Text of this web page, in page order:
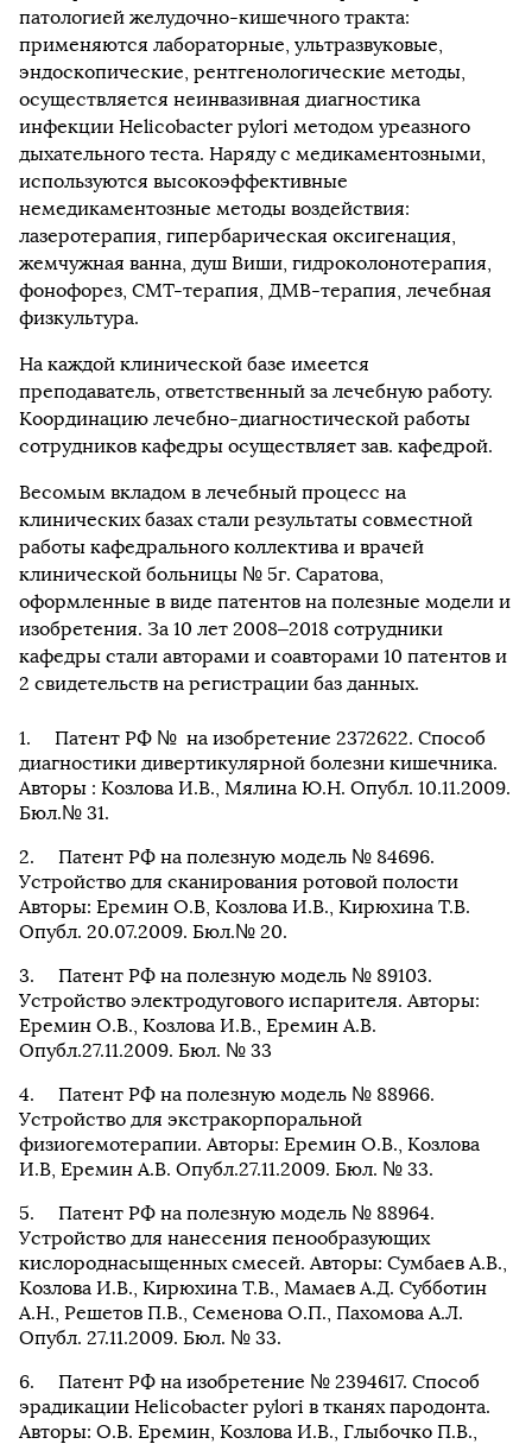
патологией желудочно-кишечного тракта:
применяются лабораторные, ультразвуковые,
эндоскопические, рентгенологические методы,
осуществляется неинвазивная диагностика
инфекции Helicobacter pylori методом уреазного
дыхательного теста. Наряду с медикаментозными,
используются высокоэффективные
немедикаментозные методы воздействия:
лазеротерапия, гипербарическая оксигенация,
жемчужная ванна, душ Виши, гидроколонотерапия,
фонофорез, СМТ-терапия, ДМВ-терапия, лечебная
физкультура.
На каждой клинической базе имеется
преподаватель, ответственный за лечебную работу.
Координацию лечебно-диагностической работы
сотрудников кафедры осуществляет зав. кафедрой.
Весомым вкладом в лечебный процесс на
клинических базах стали результаты совместной
работы кафедрального коллектива и врачей
клинической больницы № 5г. Саратова,
оформленные в виде патентов на полезные модели и
изобретения. За 10 лет 2008–2018 сотрудники
кафедры стали авторами и соавторами 10 патентов и
2 свидетельств на регистрации баз данных.
Патент РФ № на изобретение 2372622. Способ
диагностики дивертикулярной болезни кишечника.
Авторы : Козлова И.В., Мялина Ю.Н. Опубл. 10.11.2009.
Бюл.№ 31.
Патент РФ на полезную модель № 84696.
Устройство для сканирования ротовой полости
Авторы: Еремин О.В, Козлова И.В., Кирюхина Т.В.
Опубл. 20.07.2009. Бюл.№ 20.
Патент РФ на полезную модель № 89103.
Устройство электродугового испарителя. Авторы:
Еремин О.В., Козлова И.В., Еремин А.В.
Опубл.27.11.2009. Бюл. № 33
Патент РФ на полезную модель № 88966.
Устройство для экстракорпоральной
физиогемотерапии. Авторы: Еремин О.В., Козлова
И.В, Еремин А.В. Опубл.27.11.2009. Бюл. № 33.
Патент РФ на полезную модель № 88964.
Устройство для нанесения пенообразующих
кислороднасыщенных смесей. Авторы: Сумбаев А.В.,
Козлова И.В., Кирюхина Т.В., Мамаев А.Д. Субботин
А.Н., Решетов П.В., Семенова О.П., Пахомова А.Л.
Опубл. 27.11.2009. Бюл. № 33.
Патент РФ на изобретение № 2394617. Способ
эрадикации Helicobacter pylori в тканях пародонта.
Авторы: О.В. Еремин, Козлова И.В., Глыбочко П.В.,